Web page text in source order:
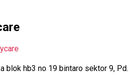
blok hb3 no 19 bintaro sektor 9, Pd.